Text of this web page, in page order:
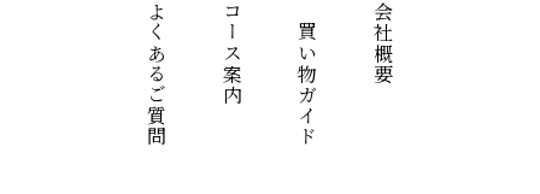
会社概要
お買い物ガイド
コース案内
よくあるご質問